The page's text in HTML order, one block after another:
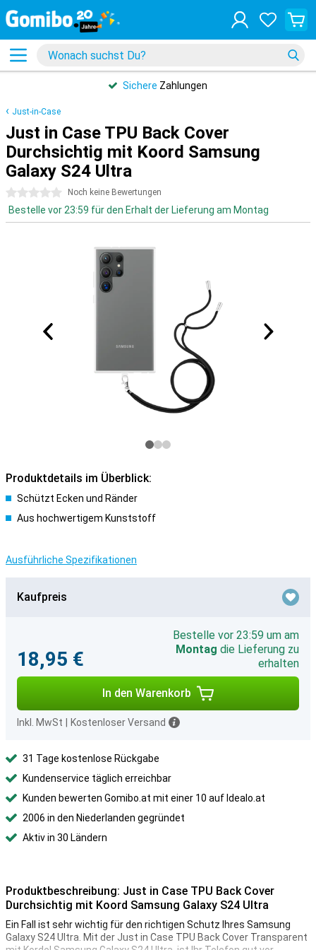
Sichere Zahlungen
Just-in-Case
Just in Case TPU Back Cover
Durchsichtig mit Koord Samsung
Galaxy S24 Ultra
0 Sterne Noch keine Bewertungen
Bestelle vor 23:59 für den Erhalt der Lieferung am Montag
Produktdetails im Überblick:
Schützt Ecken und Ränder
Aus hochwertigem Kunststoff
Ausführliche Spezifikationen
Kaufpreis
18,95 €
Bestelle vor 23:59 um am
Montag die Lieferung zu
erhalten
In den Warenkorb
Inkl. MwSt Kostenloser Versand
31 Tage kostenlose Rückgabe
Kundenservice täglich erreichbar
Kunden bewerten Gomibo.at mit einer 10 auf Idealo.at
2006 in den Niederlanden gegründet
Aktiv in 30 Ländern
Produktbeschreibung: Just in Case TPU Back Cover
Durchsichtig mit Koord Samsung Galaxy S24 Ultra
Ein Fall ist sehr wichtig für den richtigen Schutz Ihres Samsung
Galaxy S24 Ultra. Mit der Just in Case TPU Back Cover Transparent